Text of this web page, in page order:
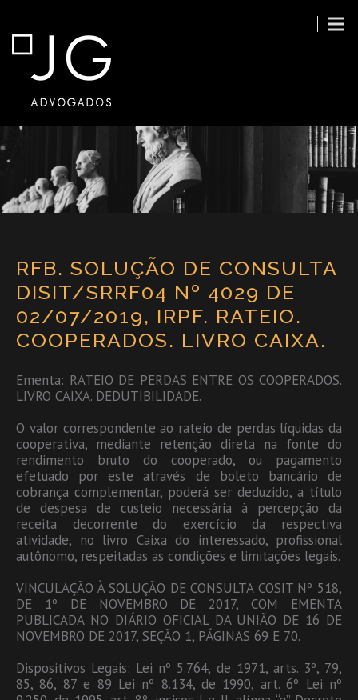
RFB. SOLUÇÃO DE CONSULTA
DISIT/SRRF04 Nº 4029 DE
02/07/2019, IRPF. RATEIO.
COOPERADOS. LIVRO CAIXA.
Ementa: RATEIO DE PERDAS ENTRE OS COOPERADOS.
LIVRO CAIXA. DEDUTIBILIDADE.
O valor correspondente ao rateio de perdas líquidas da
cooperativa, mediante retenção direta na fonte do
rendimento bruto do cooperado, ou pagamento
efetuado por este através de boleto bancário de
cobrança complementar, poderá ser deduzido, a título
de despesa de custeio necessária à percepção da
receita decorrente do exercício da respectiva
atividade, no livro Caixa do interessado, profissional
autônomo, respeitadas as condições e limitações legais.
VINCULAÇÃO À SOLUÇÃO DE CONSULTA COSIT Nº 518,
DE 1º DE NOVEMBRO DE 2017, COM EMENTA
PUBLICADA NO DIÁRIO OFICIAL DA UNIÃO DE 16 DE
NOVEMBRO DE 2017, SEÇÃO 1, PÁGINAS 69 E 70.
Dispositivos Legais: Lei nº 5.764, de 1971, arts. 3º, 79,
85, 86, 87 e 89 Lei nº 8.134, de 1990, art. 6º Lei nº